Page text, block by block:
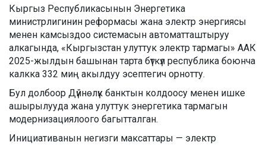
Кыргыз Республикасынын Энергетика
министрлигинин реформасы жана электр энергиясы
менен камсыздоо системасын автоматташтыруу
алкагында, «Кыргызстан улуттук электр тармагы» ААК
2025-жылдын башынан тарта бүткүл республика боюнча
калкка 332 миң акылдуу эсептегич орнотту.
Бул долбоор Дүйнөлүк банктын колдоосу менен ишке
ашырылууда жана улуттук энергетика тармагын
модернизациялоого багытталган.
Инициативанын негизги максаттары — электр